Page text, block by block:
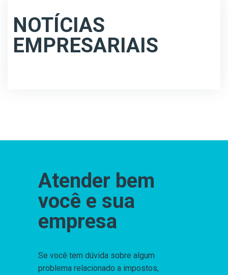
NOTÍCIAS
EMPRESARIAIS
Atender bem
você e sua
empresa
Se você tem dúvida sobre algum
problema relacionado a impostos,